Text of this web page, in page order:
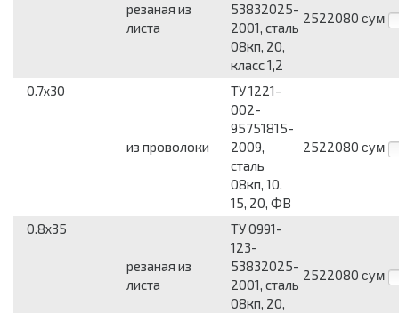
резаная из
листа
53832025-
2001, сталь
08кп, 20,
класс 1,2
2522080 сум
0.7x30
из проволоки
ТУ 1221-
002-
95751815-
2009,
сталь
08кп, 10,
15, 20, ФВ
2522080 сум
0.8x35
резаная из
листа
ТУ 0991-
123-
53832025-
2001, сталь
08кп, 20,
2522080 сум